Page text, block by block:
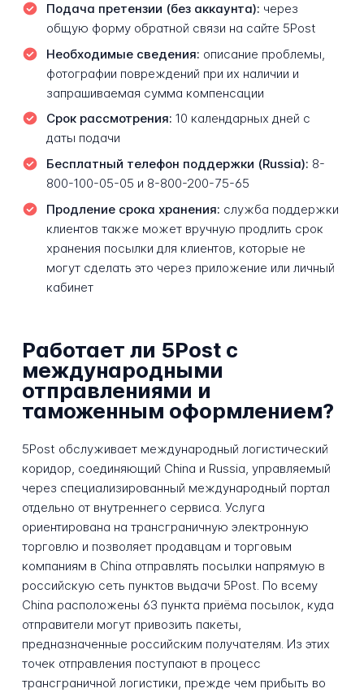
Подача претензии (без аккаунта): через
общую форму обратной связи на сайте 5Post
Необходимые сведения: описание проблемы,
фотографии повреждений при их наличии и
запрашиваемая сумма компенсации
Срок рассмотрения: 10 календарных дней с
даты подачи
Бесплатный телефон поддержки (Russia): 8-
800-100-05-05 и 8-800-200-75-65
Продление срока хранения: служба поддержки
клиентов также может вручную продлить срок
хранения посылки для клиентов, которые не
могут сделать это через приложение или личный
кабинет
Работает ли 5Post с
международными
отправлениями и
таможенным оформлением?
5Post обслуживает международный логистический
коридор, соединяющий China и Russia, управляемый
через специализированный международный портал
отдельно от внутреннего сервиса. Услуга
ориентирована на трансграничную электронную
торговлю и позволяет продавцам и торговым
компаниям в China отправлять посылки напрямую в
российскую сеть пунктов выдачи 5Post. По всему
China расположены 63 пункта приёма посылок, куда
отправители могут привозить пакеты,
предназначенные российским получателям. Из этих
точек отправления поступают в процесс
трансграничной логистики, прежде чем прибыть во